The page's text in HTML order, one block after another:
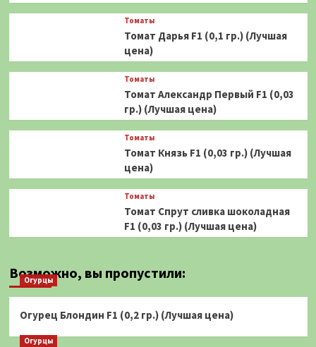
Томаты
Томат Дарья F1 (0,1 гр.) (Лучшая
цена)
Томаты
Томат Александр Первый F1 (0,03
гр.) (Лучшая цена)
Томаты
Томат Князь F1 (0,03 гр.) (Лучшая
цена)
Томаты
Томат Спрут сливка шоколадная
F1 (0,03 гр.) (Лучшая цена)
Возможно, вы пропустили:
Огурцы
Огурец Блондин F1 (0,2 гр.) (Лучшая цена)
Огурцы